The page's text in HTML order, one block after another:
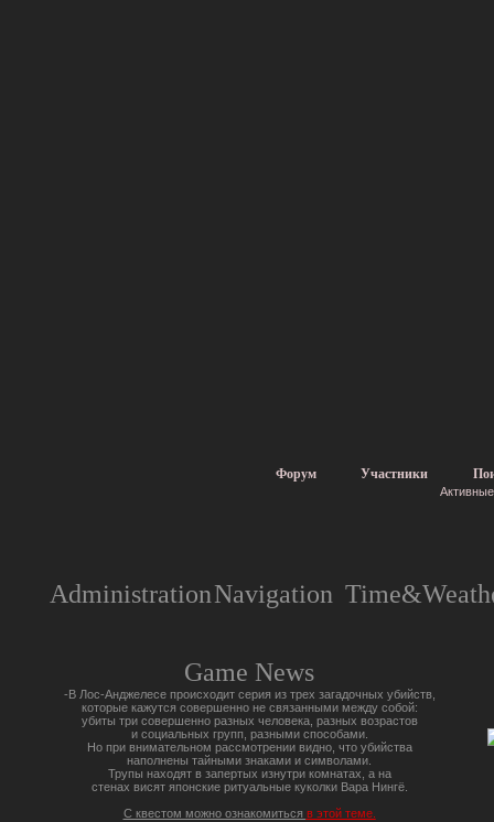
Форум Участники
AdministrationNavigation
Game News
-В Лос-Анджелесе происходит серия из трех загадочных убийств,
которые кажутся совершенно не связанными между собой:
убиты три совершенно разных человека, разных возрастов
и социальных групп, разными способами.
Но при внимательном рассмотрении видно, что убийства
наполнены тайными знаками и символами.
Трупы находят в запертых изнутри комнатах, а на
стенах висят японские ритуальные куколки Вара Нингё.
С квестом можно ознакомиться в этой теме.